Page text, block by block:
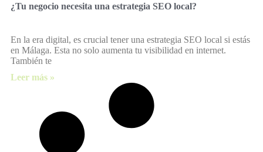
¿Tu negocio necesita una estrategia SEO local?
En la era digital, es crucial tener una estrategia SEO local si estás
en Málaga. Esta no solo aumenta tu visibilidad en internet.
También te
Leer más »